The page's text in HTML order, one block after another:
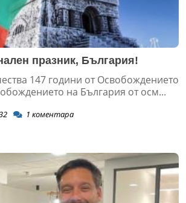
празник, България!
147 години от Освобождението
на България от осм...
1 коментара